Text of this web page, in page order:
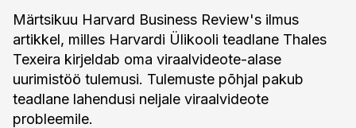
Märtsikuu Harvard Business Review's ilmus
artikkel, milles Harvardi Ülikooli teadlane Thales
Texeira kirjeldab oma viraalvideote-alase
uurimistöö tulemusi. Tulemuste põhjal pakub
teadlane lahendusi neljale viraalvideote
probleemile.